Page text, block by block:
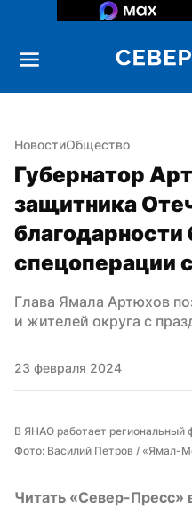
НовостиОбщество
Губернатор
защитника
благодарности
спецоперации
Глава Ямала Артюхов
и жителей округа с
23 февраля 2024
В ЯНАО работает региональный
Фото: Василий Петров / «Ямал-
Читать «Север-Пресс»